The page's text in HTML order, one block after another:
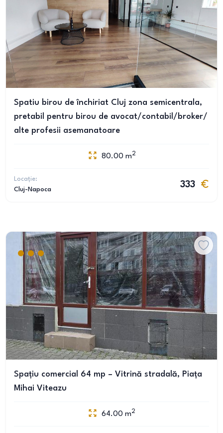
Spatiu birou de închiriat Cluj zona semicentrala,
pretabil pentru birou de avocat/contabil/broker/
alte profesii asemanatoare
80.00 m2
Locație:
Cluj-Napoca
333
Spațiu comercial 64 mp – Vitrină stradală, Piața
Mihai Viteazu
64.00 m2